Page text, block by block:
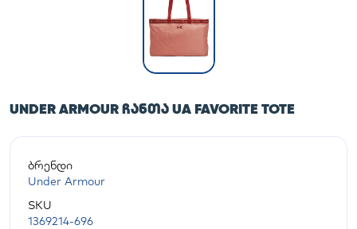
UNDER ARMOUR ᲩᲐᲜᲗᲐ UA FAVORITE TOTE
ბრენდი
Under Armour
SKU
1369214-696